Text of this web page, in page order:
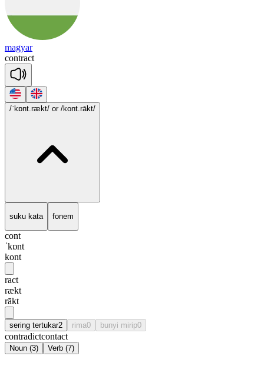
magyar
contract
/ˈkɒnt.rækt/ or /kont.rākt/
suku kata fonem
cont
ˈkɒnt
kont
ract
rækt
rākt
sering tertukar2 rima0 bunyi mirip0
contradictcontact
Noun (3) Verb (7)